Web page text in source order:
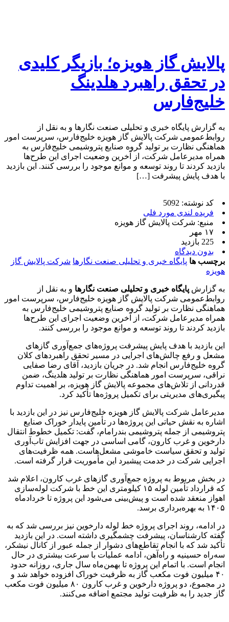
پالایش گاز هویزه؛ بازیگر کلیدی
در تحقق راهبرد هلدینگ
خلیج‌فارس
به گزارش پایگاه خبری و تحلیلی صنعت نگارها و به نقل از
روابط‌عمومی شرکت پالایش گاز هویزه خلیج‌فارس، سرپرست امور
هماهنگی نظارت بر تولید گروه صنایع پتروشیمی خلیج‌فارس به
همراه مدیرعامل شرکت، از آخرین وضعیت اجرای این طرح‌ها
بازدید کردند تا روند توسعه و موانع موجود را بررسی کنند. این بازدید
با هدف پایش پیشرفت […]
کد نوشته: 5092
فریده لندی مورد فلی
منبع: شرکت پالایش گاز هویزه
۱۷ مهر
225 بازدید
بدون دیدگاه
برچسب ها پایگاه خبری و تحلیلی صنعت نگارها شرکت پالایش گاز
هویزه
به گزارش پایگاه خبری و تحلیلی صنعت نگارها و به نقل از
روابط‌عمومی شرکت پالایش گاز هویزه خلیج‌فارس، سرپرست امور
هماهنگی نظارت بر تولید گروه صنایع پتروشیمی خلیج‌فارس به
همراه مدیرعامل شرکت، از آخرین وضعیت اجرای این طرح‌ها
بازدید کردند تا روند توسعه و موانع موجود را بررسی کنند.
این بازدید با هدف پایش پیشرفت پروژه‌های جمع‌آوری گازهای
مشعل و رفع چالش‌های اجرایی در مسیر تحقق راهبردهای کلان
گروه خلیج‌فارس انجام شد. در جریان بازدید، آقای رضا صفایی
نراقی، سرپرست امور هماهنگی نظارت بر تولید هلدینگ، ضمن
قدردانی از تلاش‌های مجموعه پالایش گاز هویزه، بر اهمیت تداوم
پیگیری‌های مدیریتی برای تکمیل پروژه‌ها تأکید کرد.
مدیرعامل شرکت پالایش گاز هویزه خلیج‌فارس نیز در این بازدید با
اشاره به نقش حیاتی این پروژه‌ها در تأمین پایدار خوراک صنایع
پتروشیمی از جمله پتروشیمی بندرامام، گفت: تکمیل خطوط انتقال
دارخوین و غرب کارون، گامی اساسی در جهت افزایش تاب‌آوری
تولید و تحقق سیاست خاموشی مشعل‌هاست. همه ظرفیت‌های
اجرایی شرکت در خدمت پیشبرد این مأموریت قرار گرفته است.
در بخش مربوط به پروژه جمع‌آوری گازهای غرب کارون، اعلام شد
که قرارداد تأمین لوله ۱۵ کیلومتری این خط با شرکت لوله‌سازی
اهواز منعقد شده است و پیش‌بینی می‌شود این پروژه تا خردادماه
۱۴۰۵ به بهره‌برداری برسد.
در ادامه، روند اجرای پروژه خط لوله دارخوین نیز بررسی شد که به
گفته کارشناسان، پیشرفت چشمگیری داشته است. در این بازدید
تأکید شد که با انجام تقاطع‌های دشوار از جمله عبور از کانال نیشکر،
سه‌راه حسینیه و راه‌آهن، ادامه عملیات با سرعت بیشتری در حال
انجام است. با اتمام این پروژه تا بهمن‌ماه سال جاری، روزانه حدود
۴۰ میلیون فوت مکعب گاز به ظرفیت خوراک افزوده خواهد شد و
در مجموع، دو پروژه دارخوین و غرب کارون ۸۰ میلیون فوت مکعب
گاز جدید را به ظرفیت تولید مجتمع اضافه می‌کنند.